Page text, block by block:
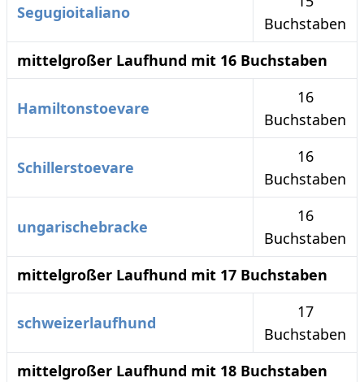
Segugioitaliano
Buchstaben
mittelgroßer Laufhund mit 16 Buchstaben
Hamiltonstoevare
16
Buchstaben
Schillerstoevare
16
Buchstaben
ungarischebracke
16
Buchstaben
mittelgroßer Laufhund mit 17 Buchstaben
schweizerlaufhund
17
Buchstaben
mittelgroßer Laufhund mit 18 Buchstaben